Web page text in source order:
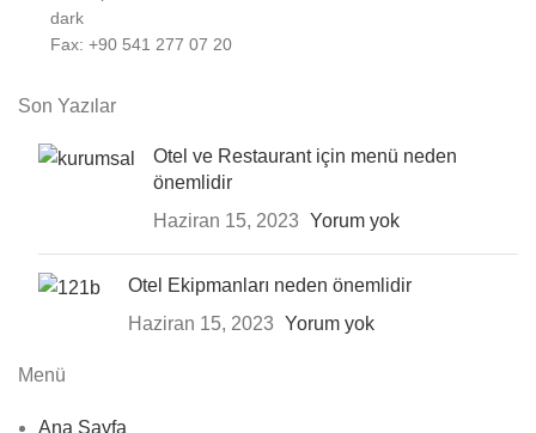
Fax: +90 541 277 07 20
Son Yazılar
Otel ve Restaurant için menü neden
önemlidir
Haziran 15, 2023 Yorum yok
Otel Ekipmanları neden önemlidir
Haziran 15, 2023 Yorum yok
Menü
Ana Sayfa